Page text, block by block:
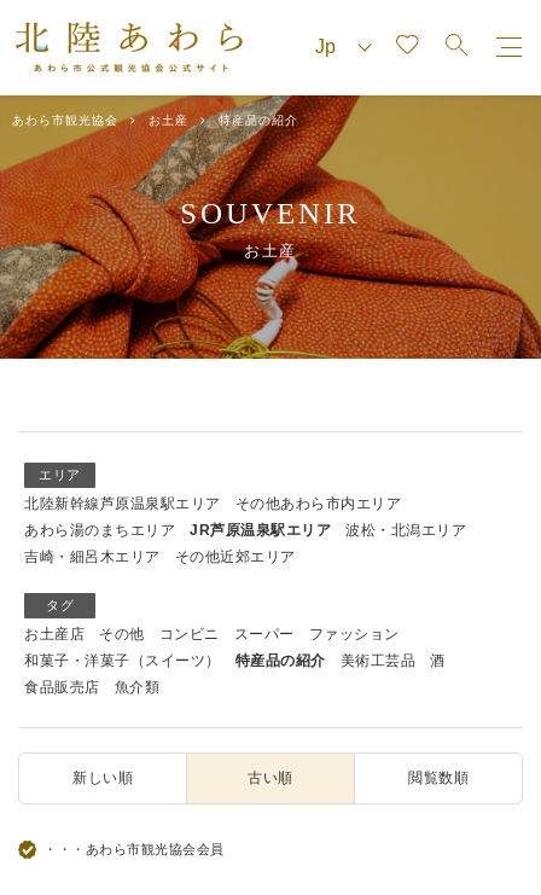
あわら市観光協会 お土産 特産品の紹介
SOUVENIR
お土産
エリア
北陸新幹線芦原温泉駅エリア
その他あわら市内エリア
あわら湯のまちエリア
JR芦原温泉駅エリア
波松・北潟エリア
吉崎・細呂木エリア
その他近郊エリア
タグ
お土産店 その他 コンビニ スーパー
ファッション
和菓子・洋菓子（スイーツ）
特産品の紹介 美術工芸品
酒
食品販売店
魚介類
新しい順 古い順 閲覧数順
・・・あわら市観光協会会員